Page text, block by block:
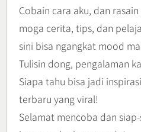
Cobain cara aku, dan
moga cerita, tips, dan
sini bisa ngangkat mood
Tulisin dong, pengalaman
Siapa tahu bisa jadi
terbaru yang viral!
Selamat mencoba dan